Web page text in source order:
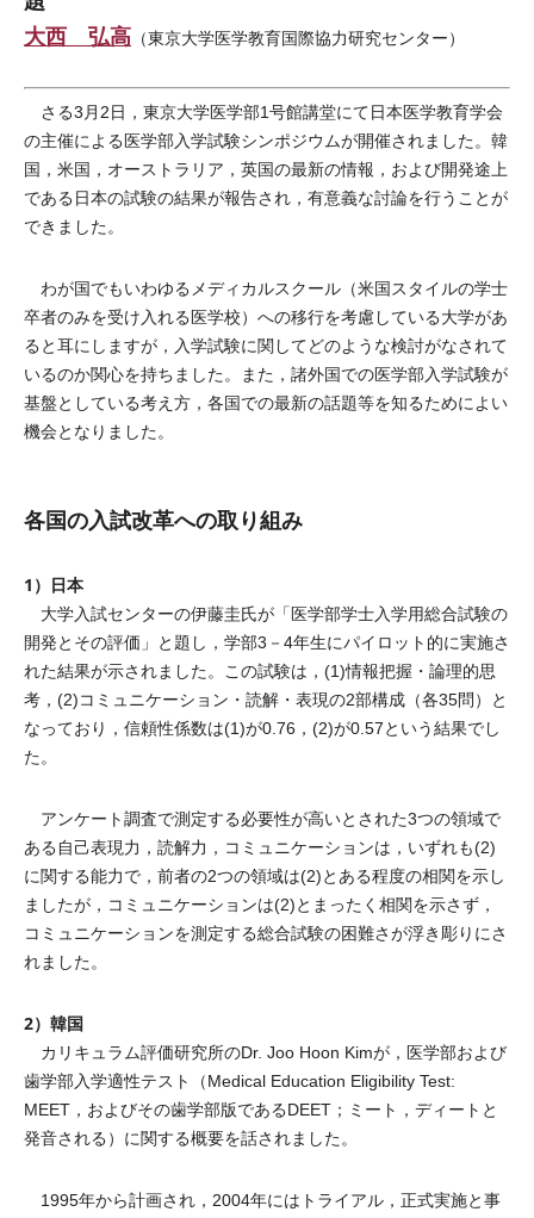
大西 弘高 （東京大学医学教育国際協力研究センター）
さる3月2日，東京大学医学部1号館講堂にて日本医学教育学会
の主催による医学部入学試験シンポジウムが開催されました。韓
国，米国，オーストラリア，英国の最新の情報，および開発途上
である日本の試験の結果が報告され，有意義な討論を行うことが
できました。
わが国でもいわゆるメディカルスクール（米国スタイルの学士
卒者のみを受け入れる医学校）への移行を考慮している大学があ
ると耳にしますが，入学試験に関してどのような検討がなされて
いるのか関心を持ちました。また，諸外国での医学部入学試験が
基盤としている考え方，各国での最新の話題等を知るためによい
機会となりました。
各国の入試改革への取り組み
1）日本
大学入試センターの伊藤圭氏が「医学部学士入学用総合試験の
開発とその評価」と題し，学部3－4年生にパイロット的に実施さ
れた結果が示されました。この試験は，(1)情報把握・論理的思
考，(2)コミュニケーション・読解・表現の2部構成（各35問）と
なっており，信頼性係数は(1)が0.76，(2)が0.57という結果でし
た。
アンケート調査で測定する必要性が高いとされた3つの領域で
ある自己表現力，読解力，コミュニケーションは，いずれも(2)
に関する能力で，前者の2つの領域は(2)とある程度の相関を示し
ましたが，コミュニケーションは(2)とまったく相関を示さず，
コミュニケーションを測定する総合試験の困難さが浮き彫りにさ
れました。
2）韓国
カリキュラム評価研究所のDr. Joo Hoon Kimが，医学部および
歯学部入学適性テスト（Medical Education Eligibility Test:
MEET，およびその歯学部版であるDEET；ミート，ディートと
発音される）に関する概要を話されました。
1995年から計画され，2004年にはトライアル，正式実施と事